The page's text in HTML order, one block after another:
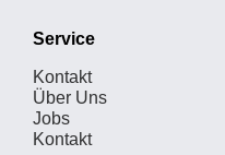
Service
Kontakt
Über Uns
Jobs
Kontakt